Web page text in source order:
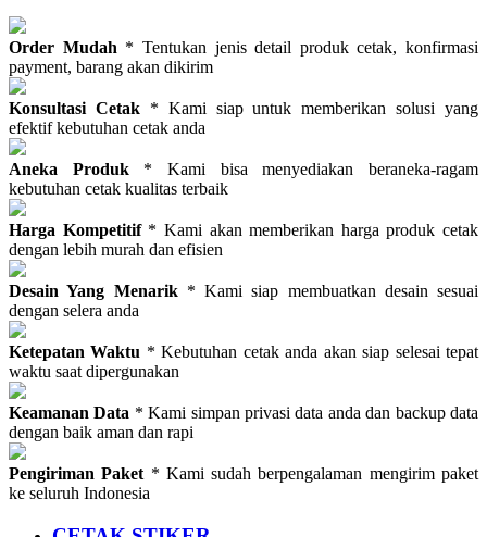
Order Mudah * Tentukan jenis detail produk cetak, konfirmasi
payment, barang akan dikirim
Konsultasi Cetak* Kami siap untuk memberikan solusi yang
efektif kebutuhan cetak anda
Aneka Produk * Kami bisa menyediakan beraneka-ragam
kebutuhan cetak kualitas terbaik
Harga Kompetitif* Kami akan memberikan harga produk cetak
dengan lebih murah dan efisien
Desain Yang Menarik* Kami siap membuatkan desain sesuai
dengan selera anda
Ketepatan Waktu * Kebutuhan cetak anda akan siap selesai tepat
waktu saat dipergunakan
Keamanan Data * Kami simpan privasi data anda dan backup data
dengan baik aman dan rapi
Pengiriman Paket * Kami sudah berpengalaman mengirim paket
ke seluruh Indonesia